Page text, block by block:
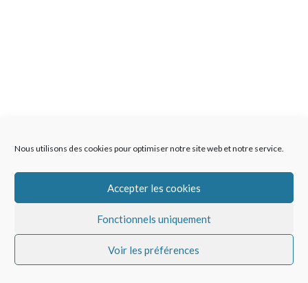
Nous utilisons des cookies pour optimiser notre site web et notre service.
Accepter les cookies
Fonctionnels uniquement
Voir les préférences